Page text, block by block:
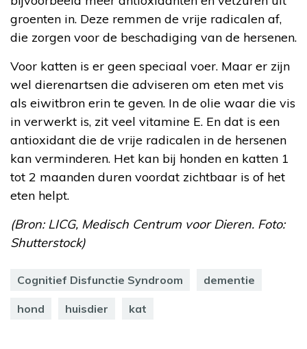
groenten in. Deze remmen de vrije radicalen af,
die zorgen voor de beschadiging van de hersenen.
Voor katten is er geen speciaal voer. Maar er zijn
wel dierenartsen die adviseren om eten met vis
als eiwitbron erin te geven. In de olie waar die vis
in verwerkt is, zit veel vitamine E. En dat is een
antioxidant die de vrije radicalen in de hersenen
kan verminderen. Het kan bij honden en katten 1
tot 2 maanden duren voordat zichtbaar is of het
eten helpt.
(Bron: LICG, Medisch Centrum voor Dieren. Foto:
Shutterstock)
Cognitief Disfunctie Syndroom dementie
hond huisdier kat